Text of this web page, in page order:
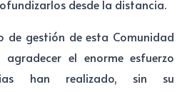
desde la distancia.
de esta Comunidad
agradecer el enorme esfuerzo
han realizado, sin su